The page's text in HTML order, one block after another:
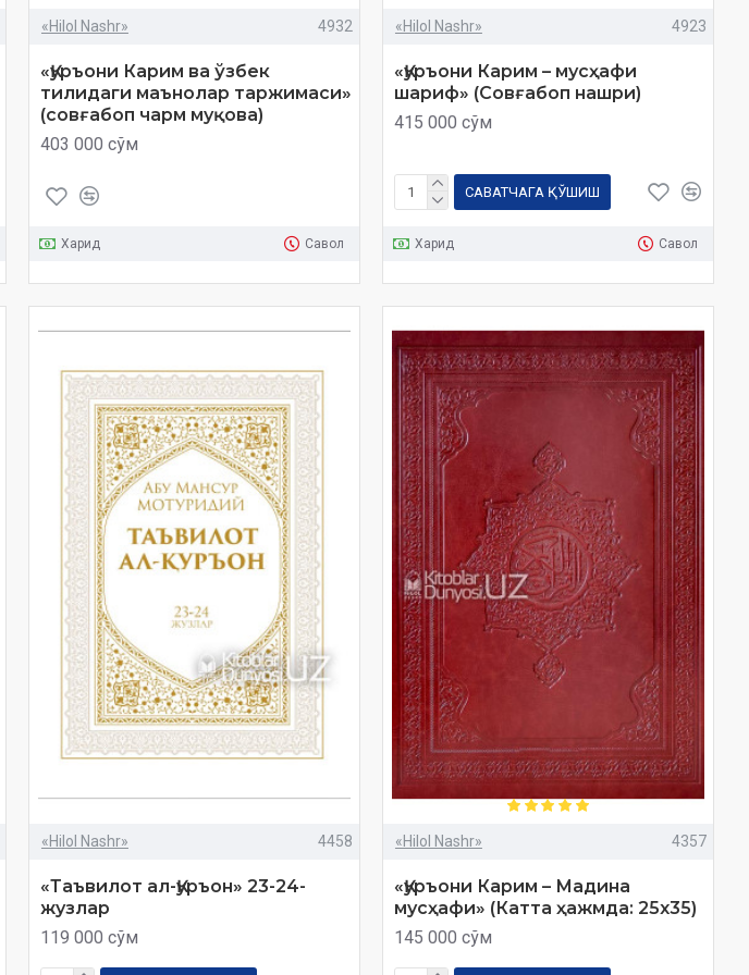
«Hilol Nashr» 4932
«Қуръони Карим ва ўзбек
тилидаги маънолар таржимаси»
(совғабоп чарм муқова)
403 000 сўм
Харид Савол
«Hilol Nashr» 4923
«Қуръони Карим – мусҳафи
шариф» (Совғабоп нашри)
415 000 сўм
САВАТЧАГА ҚЎШИШ
Харид Савол
«Hilol Nashr» 4458
«Таъвилот ал-Қуръон» 23-24-
жузлар
119 000 сўм
«Hilol Nashr» 4357
«Қуръони Карим – Мадина
мусҳафи» (Катта ҳажмда: 25x35)
145 000 сўм